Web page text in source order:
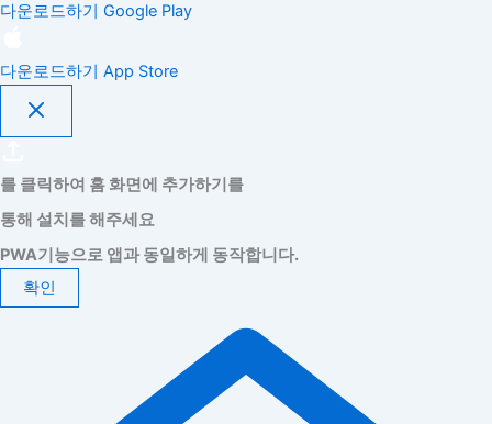
다운로드하기 Google Play
다운로드하기 App Store
를 클릭하여 홈 화면에 추가하기를
통해 설치를 해주세요
PWA기능으로 앱과 동일하게 동작합니다.
확인